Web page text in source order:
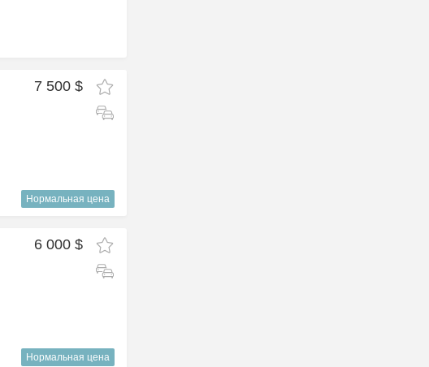
7 500 $
Нормальная цена
6 000 $
Нормальная цена